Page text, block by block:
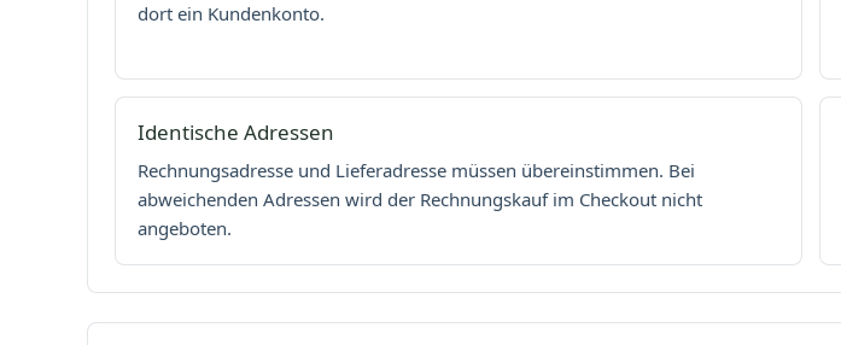
dort ein Kundenkonto.
Identische Adressen
Rechnungsadresse und Lieferadresse müssen übereinstimmen. Bei
abweichenden Adressen wird der Rechnungskauf im Checkout nicht
angeboten.